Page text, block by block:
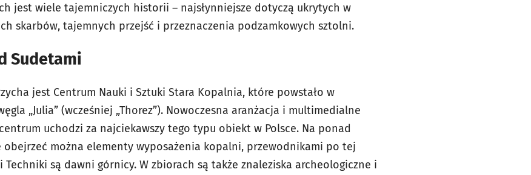
jest wiele tajemniczych historii – najsłynniejsze dotyczą ukrytych w
skarbów, tajemnych przejść i przeznaczenia podzamkowych sztolni.
Sudetami
jest Centrum Nauki i Sztuki Stara Kopalnia, które powstało w
„Julia” (wcześniej „Thorez”). Nowoczesna aranżacja i multimedialne
uchodzi za najciekawszy tego typu obiekt w Polsce. Na ponad
można elementy wyposażenia kopalni, przewodnikami po tej
i Techniki są dawni górnicy. W zbiorach są także znaleziska archeologiczne i